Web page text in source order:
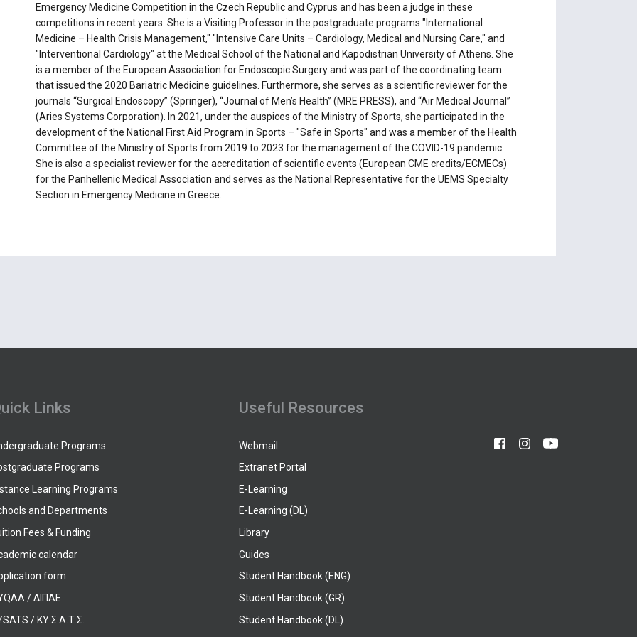
Emergency Medicine Competition in the Czech Republic and Cyprus and has been a judge in these
competitions in recent years. She is a Visiting Professor in the postgraduate programs "International
Medicine – Health Crisis Management," "Intensive Care Units – Cardiology, Medical and Nursing Care," and
"Interventional Cardiology" at the Medical School of the National and Kapodistrian University of Athens. She
is a member of the European Association for Endoscopic Surgery and was part of the coordinating team
that issued the 2020 Bariatric Medicine guidelines. Furthermore, she serves as a scientific reviewer for the
journals “Surgical Endoscopy” (Springer), “Journal of Men’s Health” (MRE PRESS), and “Air Medical Journal”
(Aries Systems Corporation). In 2021, under the auspices of the Ministry of Sports, she participated in the
development of the National First Aid Program in Sports – "Safe in Sports" and was a member of the Health
Committee of the Ministry of Sports from 2019 to 2023 for the management of the COVID-19 pandemic.
She is also a specialist reviewer for the accreditation of scientific events (European CME credits/ECMECs)
for the Panhellenic Medical Association and serves as the National Representative for the UEMS Specialty
Section in Emergency Medicine in Greece.
Links
Programs
Programs
Learning Programs
and Departments
Fees & Funding
calendar
form
/ ΔΙΠΑΕ
/ ΚΥ.Σ.Α.Τ.Σ.
Useful Resources
Webmail
Extranet Portal
E-Learning
E-Learning (DL)
Library
Guides
Student Handbook (ENG)
Student Handbook (GR)
Student Handbook (DL)